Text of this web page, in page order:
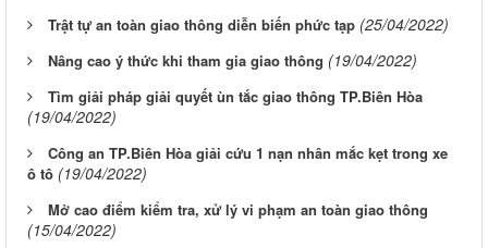
Trật tự an toàn giao thông diễn biến phức tạp (25/04/2022)
Nâng cao ý thức khi tham gia giao thông (19/04/2022)
Tìm giải pháp giải quyết ùn tắc giao thông TP.Biên Hòa
(19/04/2022)
Công an TP.Biên Hòa giải cứu 1 nạn nhân mắc kẹt trong xe
ô tô (19/04/2022)
Mở cao điểm kiểm tra, xử lý vi phạm an toàn giao thông
(15/04/2022)